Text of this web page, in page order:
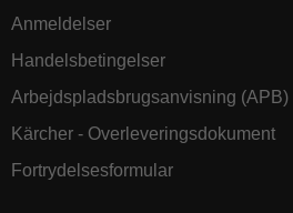
Anmeldelser
Handelsbetingelser
Arbejdspladsbrugsanvisning (APB)
Kärcher - Overleveringsdokument
Fortrydelsesformular